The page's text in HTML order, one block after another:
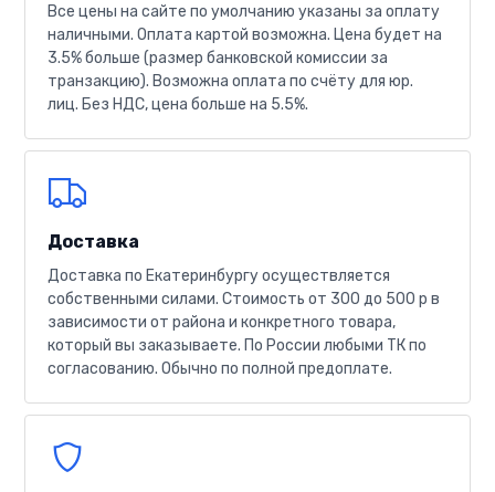
Все цены на сайте по умолчанию указаны за оплату
наличными. Оплата картой возможна. Цена будет на
3.5% больше (размер банковской комиссии за
транзакцию). Возможна оплата по счёту для юр.
лиц. Без НДС, цена больше на 5.5%.
Доставка
Доставка по Екатеринбургу осуществляется
собственными силами. Стоимость от 300 до 500 р в
зависимости от района и конкретного товара,
который вы заказываете. По России любыми ТК по
согласованию. Обычно по полной предоплате.